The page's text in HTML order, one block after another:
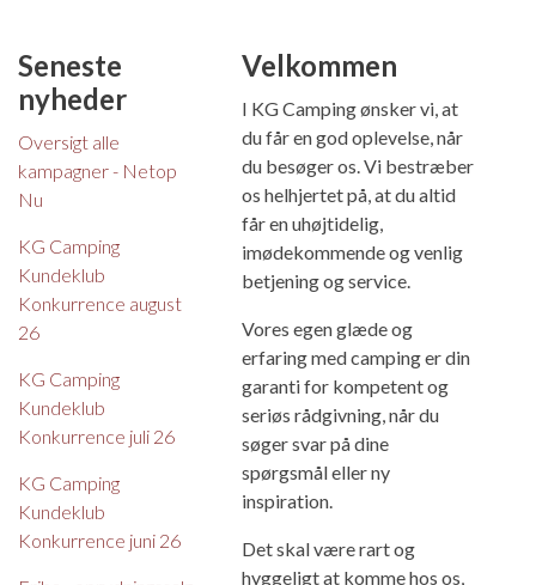
Seneste
nyheder
Oversigt alle
kampagner - Netop
Nu
KG Camping
Kundeklub
Konkurrence august
26
KG Camping
Kundeklub
Konkurrence juli 26
KG Camping
Kundeklub
Konkurrence juni 26
Velkommen
I KG Camping ønsker vi, at
du får en god oplevelse, når
du besøger os. Vi bestræber
os helhjertet på, at du altid
får en uhøjtidelig,
imødekommende og venlig
betjening og service.
Vores egen glæde og
erfaring med camping er din
garanti for kompetent og
seriøs rådgivning, når du
søger svar på dine
spørgsmål eller ny
inspiration.
Det skal være rart og
hyggeligt at komme hos os,